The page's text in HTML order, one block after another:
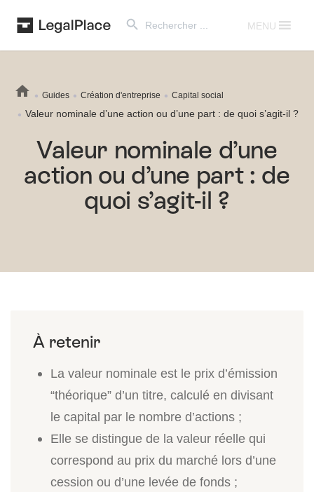
for:
MENU
Guides Création d'entreprise Capital social
Valeur nominale d’une action ou d’une part : de quoi s’agit-il ?
Valeur nominale d’une
action ou d’une part : de
quoi s’agit-il ?
La valeur nominale est le prix d’émission
“théorique” d’un titre, calculé en divisant
le capital par le nombre d’actions ;
Elle se distingue de la valeur réelle qui
correspond au prix du marché lors d’une
cession ou d’une levée de fonds ;